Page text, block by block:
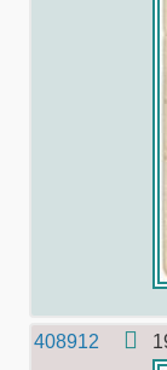
408912